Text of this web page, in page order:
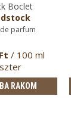
Boclet
parfum
/ 100 ml
RAKOM